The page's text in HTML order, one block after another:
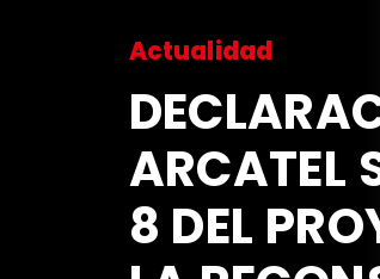
Actualidad
ARCATEL
8 DEL